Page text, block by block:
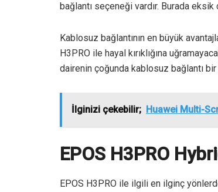
bağlantı seçeneği vardır. Burada
Kablosuz bağlantının en büyük
H3PRO ile hayal kırıklığına
dairenin çoğunda kablosuz bağlantı
İlginizi çekebilir; Huawei Multi-
EPOS H3PRO
EPOS H3PRO ile ilgili en ilginç